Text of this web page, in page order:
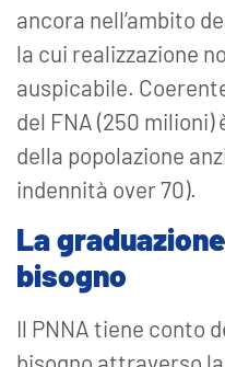
ancora nell’ambito
la cui realizzazione
auspicabile.
del FNA (250 milioni)
della popolazione
indennità over 70).
La
bisogno
Il PNNA tiene conto